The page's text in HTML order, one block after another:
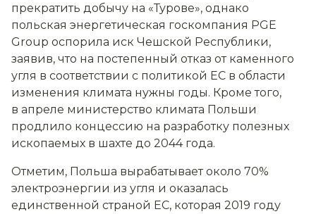
прекратить добычу на «Турове», однако
польская энергетическая госкомпания PGE
Group оспорила иск Чешской Республики,
заявив, что на постепенный отказ от каменного
угля в соответствии с политикой ЕС в области
изменения климата нужны годы. Кроме того,
в апреле министерство климата Польши
продлило концессию на разработку полезных
ископаемых в шахте до 2044 года.
Отметим, Польша вырабатывает около 70%
электроэнергии из угля и оказалась
единственной страной ЕС, которая 2019 году